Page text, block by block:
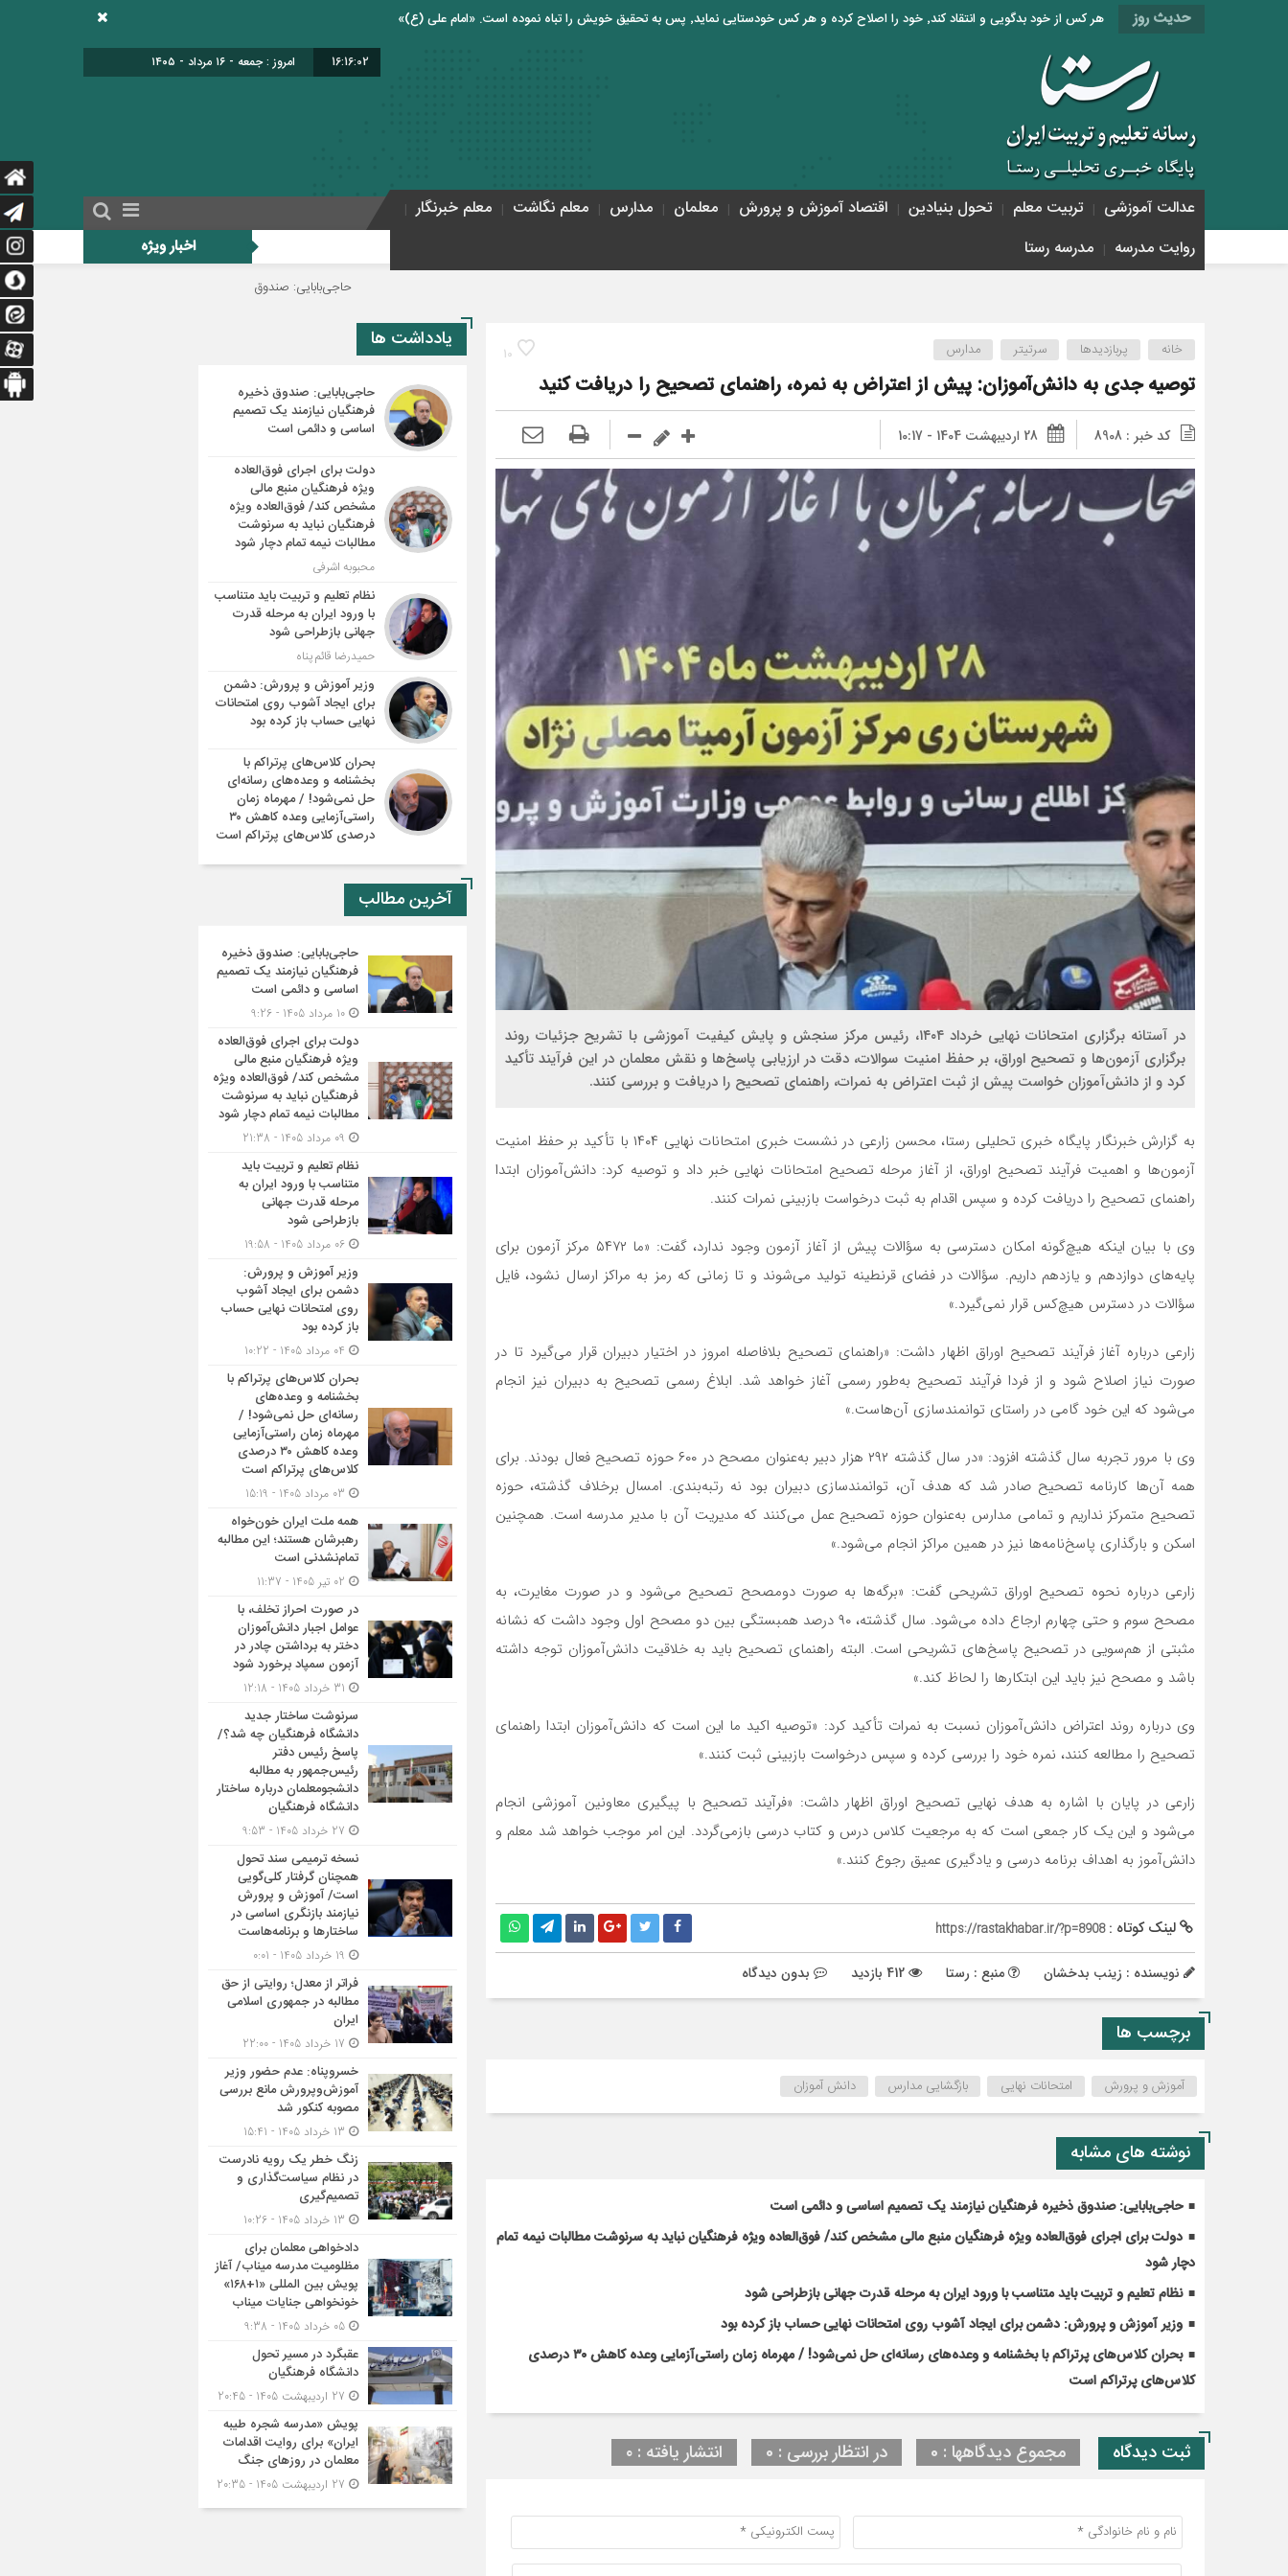
حدیث روز هر کس از خود بدگویی و انتقاد کند٬ خود را اصلاح کرده و هر کس خودستایی نماید٬ پس به تحقیق خویش را تباه نموده است. «امام علی (ع)»
16:16:03 امروز : جمعه - ۱۶ مرداد - ۱۴۰۵
عدالت آموزشی تربیت معلم تحول بنیادین اقتصاد آموزش و پرورش معلمان مدارس معلم نگاشت
معلم خبرنگار
روایت مدرسه
مدرسه رستا اخبار ویژه
حاجی‌بابایی: صندوق ذخیره فرهنگیان نیازمند یک تصمیم اساسی و دائمی است
10 خانه پربازدیدها سرتیتر مدارس
توصیه جدی به دانش‌آموزان: پیش از اعتراض به نمره، راهنمای تصحیح را دریافت کنید
کد خبر : 8908 28 اردیبهشت 1404 - 10:17
در آستانه برگزاری امتحانات نهایی خرداد ۱۴۰۴، رئیس مرکز سنجش و پایش کیفیت آموزشی با تشریح جزئیات روند
برگزاری آزمون‌ها و تصحیح اوراق، بر حفظ امنیت سوالات، دقت در ارزیابی پاسخ‌ها و نقش معلمان در این فرآیند تأکید
کرد و از دانش‌آموزان خواست پیش از ثبت اعتراض به نمرات، راهنمای تصحیح را دریافت و بررسی کنند.
به گزارش خبرنگار پایگاه خبری تحلیلی رستا، محسن زارعی در نشست خبری امتحانات نهایی ۱۴۰۴ با تأکید بر حفظ امنیت
آزمون‌ها و اهمیت فرآیند تصحیح اوراق، از آغاز مرحله تصحیح امتحانات نهایی خبر داد و توصیه کرد: دانش‌آموزان ابتدا
راهنمای تصحیح را دریافت کرده و سپس اقدام به ثبت درخواست بازبینی نمرات کنند.
وی با بیان اینکه هیچ‌گونه امکان دسترسی به سؤالات پیش از آغاز آزمون وجود ندارد، گفت: «ما ۵۴۷۲ مرکز آزمون برای
پایه‌های دوازدهم و یازدهم داریم. سؤالات در فضای قرنطینه تولید می‌شوند و تا زمانی که رمز به مراکز ارسال نشود، فایل
سؤالات در دسترس هیچ‌کس قرار نمی‌گیرد.»
زارعی درباره آغاز فرآیند تصحیح اوراق اظهار داشت: «راهنمای تصحیح بلافاصله امروز در اختیار دبیران قرار می‌گیرد تا در
صورت نیاز اصلاح شود و از فردا فرآیند تصحیح به‌طور رسمی آغاز خواهد شد. ابلاغ رسمی تصحیح به دبیران نیز انجام
می‌شود که این خود گامی در راستای توانمندسازی آن‌هاست.»
وی با مرور تجربه سال گذشته افزود: «در سال گذشته ۲۹۲ هزار دبیر به‌عنوان مصحح در ۶۰۰ حوزه تصحیح فعال بودند. برای
همه آن‌ها کارنامه تصحیح صادر شد که هدف آن، توانمندسازی دبیران بود نه رتبه‌بندی. امسال برخلاف گذشته، حوزه
تصحیح متمرکز نداریم و تمامی مدارس به‌عنوان حوزه تصحیح عمل می‌کنند که مدیریت آن با مدیر مدرسه است. همچنین
اسکن و بارگذاری پاسخ‌نامه‌ها نیز در همین مراکز انجام می‌شود.»
زارعی درباره نحوه تصحیح اوراق تشریحی گفت: «برگه‌ها به صورت دومصحح تصحیح می‌شود و در صورت مغایرت، به
مصحح سوم و حتی چهارم ارجاع داده می‌شود. سال گذشته، ۹۰ درصد همبستگی بین دو مصحح اول وجود داشت که نشانه
مثبتی از هم‌سویی در تصحیح پاسخ‌های تشریحی است. البته راهنمای تصحیح باید به خلاقیت دانش‌آموزان توجه داشته
باشد و مصحح نیز باید این ابتکارها را لحاظ کند.»
وی درباره روند اعتراض دانش‌آموزان نسبت به نمرات تأکید کرد: «توصیه اکید ما این است که دانش‌آموزان ابتدا راهنمای
تصحیح را مطالعه کنند، نمره خود را بررسی کرده و سپس درخواست بازبینی ثبت کنند.»
زارعی در پایان با اشاره به هدف نهایی تصحیح اوراق اظهار داشت: «فرآیند تصحیح با پیگیری معاونین آموزشی انجام
می‌شود و این یک کار جمعی است که به مرجعیت کلاس درس و کتاب درسی بازمی‌گردد. این امر موجب خواهد شد معلم و
دانش‌آموز به اهداف برنامه درسی و یادگیری عمیق رجوع کنند.»
لینک کوتاه :https://rastakhabar.ir/?p=8908
نویسنده : زینب بدخشان منبع : رستا بدون دیدگاه
برچسب ها
آموزش و پرورش امتحانات نهایی بازگشایی مدارس دانش آموزان
نوشته های مشابه
حاجی‌بابایی: صندوق ذخیره فرهنگیان نیازمند یک تصمیم اساسی و دائمی است
دولت برای اجرای فوق‌العاده ویژه فرهنگیان منبع مالی مشخص کند/ فوق‌العاده ویژه فرهنگیان نباید به سرنوشت مطالبات نیمه‌ تمام
دچار شود
نظام تعلیم و تربیت باید متناسب با ورود ایران به مرحله قدرت جهانی بازطراحی شود
وزیر آموزش و پرورش: دشمن برای ایجاد آشوب روی امتحانات نهایی حساب باز کرده بود
بحران کلاس‌های پرتراکم با بخشنامه و وعده‌های رسانه‌ای حل نمی‌شود! / مهرماه زمان راستی‌آزمایی وعده کاهش ۳۰ درصدی
کلاس‌های پرتراکم است
ثبت دیدگاه مجموع دیدگاهها : 0 در انتظار بررسی : 0 انتشار یافته : ۰
یادداشت ها
حاجی‌بابایی: صندوق ذخیره
فرهنگیان نیازمند یک تصمیم
اساسی و دائمی است
دولت برای اجرای فوق‌العاده
ویژه فرهنگیان منبع مالی
مشخص کند/ فوق‌العاده ویژه
فرهنگیان نباید به سرنوشت
مطالبات نیمه‌ تمام دچار شود
محبوبه اشرفی
نظام تعلیم و تربیت باید متناسب
با ورود ایران به مرحله قدرت
جهانی بازطراحی شود
حمیدرضا قائم پناه
وزیر آموزش و پرورش: دشمن
برای ایجاد آشوب روی امتحانات
نهایی حساب باز کرده بود
بحران کلاس‌های پرتراکم با
بخشنامه و وعده‌های رسانه‌ای
حل نمی‌شود! / مهرماه زمان
راستی‌آزمایی وعده کاهش ۳۰
درصدی کلاس‌های پرتراکم است
آخرین مطالب
حاجی‌بابایی: صندوق ذخیره
فرهنگیان نیازمند یک تصمیم
اساسی و دائمی است
دولت برای اجرای فوق‌العاده
ویژه فرهنگیان منبع مالی
مشخص کند/ فوق‌العاده ویژه
فرهنگیان نباید به سرنوشت
مطالبات نیمه‌ تمام دچار شود
نظام تعلیم و تربیت باید
متناسب با ورود ایران به
مرحله قدرت جهانی
بازطراحی شود
وزیر آموزش و پرورش:
دشمن برای ایجاد آشوب
روی امتحانات نهایی حساب
باز کرده بود
بحران کلاس‌های پرتراکم با
بخشنامه و وعده‌های
رسانه‌ای حل نمی‌شود! /
مهرماه زمان راستی‌آزمایی
وعده کاهش ۳۰ درصدی
کلاس‌های پرتراکم است
همه ملت ایران خون‌خواه
رهبرشان هستند؛ این مطالبه
تمام‌نشدنی است
در صورت احراز تخلف، با
عوامل اجبار دانش‌آموزان
دختر به برداشتن چادر در
آزمون سمپاد برخورد شود
سرنوشت ساختار جدید
دانشگاه فرهنگیان چه شد؟/
پاسخ رئیس دفتر
رئیس‌جمهور به مطالبه
دانشجومعلمان درباره ساختار
دانشگاه فرهنگیان
نسخه ترمیمی سند تحول
همچنان گرفتار کلی‌گویی
است/ آموزش و پرورش
نیازمند بازنگری اساسی در
ساختارها و برنامه‌هاست
فراتر از معدل؛ روایتی از حق
مطالبه در جمهوری اسلامی
ایران
خسروپناه: عدم حضور وزیر
آموزش‌وپرورش مانع بررسی
مصوبه کنکور شد
زنگ خطر یک رویه نادرست
در نظام سیاست‌گذاری و
تصمیم‌گیری
دادخواهی معلمان برای
مظلومیت مدرسه میناب/ آغاز
پویش بین المللی «۱+۱۶۸»
خونخواهی جنایات میناب
عقبگرد در مسیر تحول
دانشگاه فرهنگیان
پویش «مدرسه شجره طیبه
ایران» برای روایت اقدامات
معلمان در روزهای جنگ